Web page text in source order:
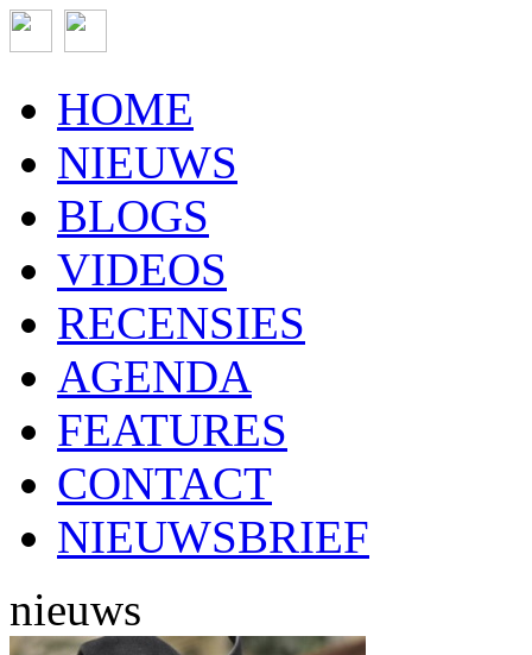
HOME
NIEUWS
BLOGS
VIDEOS
RECENSIES
AGENDA
FEATURES
CONTACT
NIEUWSBRIEF
nieuws